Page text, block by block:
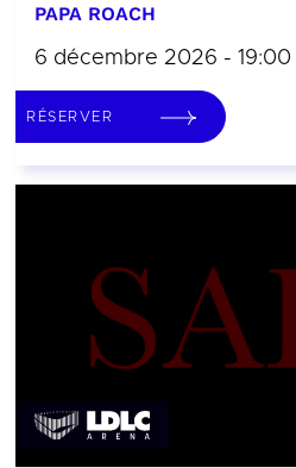
PAPA ROACH
6 décembre 2026 - 19:00
RÉSERVER